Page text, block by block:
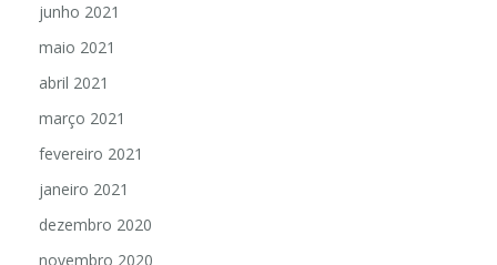
junho 2021
maio 2021
abril 2021
março 2021
fevereiro 2021
janeiro 2021
dezembro 2020
novembro 2020